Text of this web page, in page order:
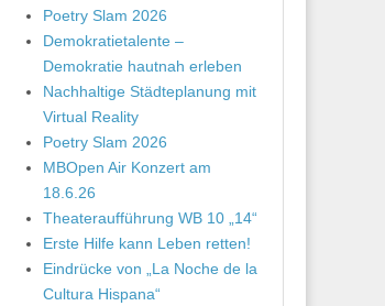
Poetry Slam 2026
Demokratietalente –
Demokratie hautnah erleben
Nachhaltige Städteplanung mit
Virtual Reality
Poetry Slam 2026
MBOpen Air Konzert am
18.6.26
Theateraufführung WB 10 „14“
Erste Hilfe kann Leben retten!
Eindrücke von „La Noche de la
Cultura Hispana“